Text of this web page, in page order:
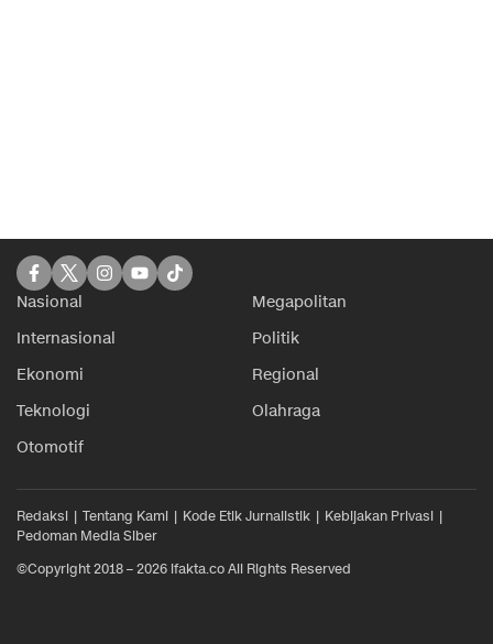
Nasional
Megapolitan
Internasional
Politik
Ekonomi
Regional
Teknologi
Olahraga
Otomotif
Redaksi Tentang Kami Kode Etik Jurnalistik
Kebijakan Privasi
Pedoman Media Siber
©Copyright 2018 – 2026 ifakta.co All Rights Reserved